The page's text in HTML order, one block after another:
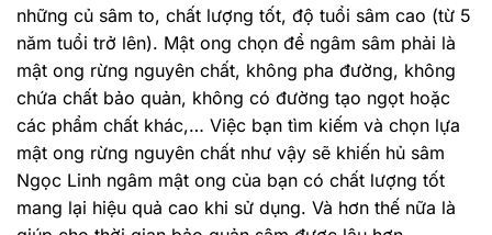
những củ sâm to, chất lượng tốt, độ tuổi sâm cao (từ 5
năm tuổi trở lên). Mật ong chọn để ngâm sâm phải là
mật ong rừng nguyên chất, không pha đường, không
chứa chất bảo quản, không có đường tạo ngọt hoặc
các phẩm chất khác,… Việc bạn tìm kiếm và chọn lựa
mật ong rừng nguyên chất như vậy sẽ khiến hủ sâm
Ngọc Linh ngâm mật ong của bạn có chất lượng tốt
mang lại hiệu quả cao khi sử dụng. Và hơn thế nữa là